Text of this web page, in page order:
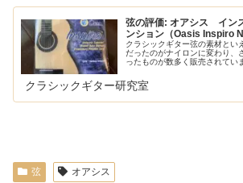
弦の評価: オアシス イン
ンション（Oasis Inspiro
クラシックギター弦の素材とい
だったのがナイロンに変わり、
ったものが数多く販売されてい
てみました。以下の記...
クラシックギター研究室
弦 オアシス